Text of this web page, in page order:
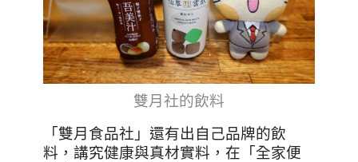
雙月社的飲料
「雙月食品社」還有出自己品牌的飲
料，講究健康與真材實料，在「全家便